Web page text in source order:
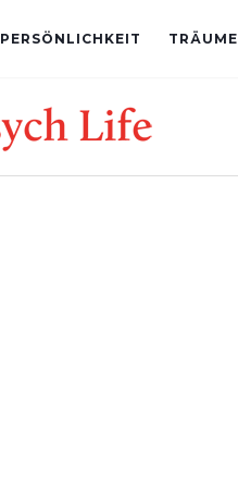
PERSÖNLICHKEIT TRÄUME